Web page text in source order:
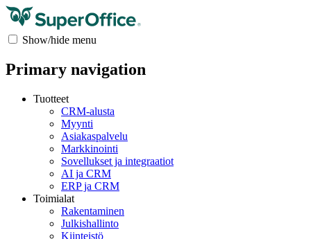
Show/hide menu
Primary navigation
Tuotteet
CRM-alusta
Myynti
Asiakaspalvelu
Markkinointi
Sovellukset ja integraatiot
AI ja CRM
ERP ja CRM
Toimialat
Rakentaminen
Julkishallinto
Kiinteistö